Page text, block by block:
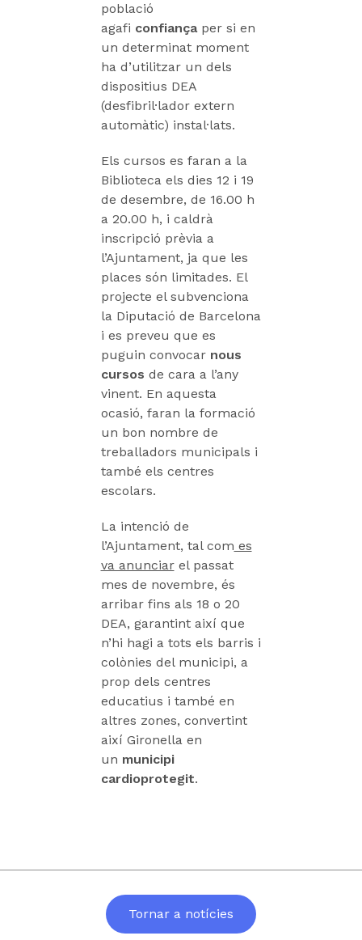
població
agafi confiançaper si en
un determinat moment
ha d’utilitzar un dels
dispositius DEA
(desfibril·lador extern
automàtic) instal·lats.
Els cursos es faran a la
Biblioteca els dies 12 i 19
de desembre, de 16.00 h
a 20.00 h, i caldrà
inscripció prèvia a
l’Ajuntament, ja que les
places són limitades. El
projecte el subvenciona
la Diputació de Barcelona
i es preveu que es
puguin convocar nous
cursos de cara a l’any
vinent. En aquesta
ocasió, faran la formació
un bon nombre de
treballadors municipals i
també els centres
escolars.
La intenció de
l’Ajuntament, tal com es
va anunciarel passat
mes de novembre, és
arribar fins als 18 o 20
DEA, garantint així que
n’hi hagi a tots els barris i
colònies del municipi, a
prop dels centres
educatius i també en
altres zones, convertint
així Gironella en
un municipi
cardioprotegit.
Tornar a notícies